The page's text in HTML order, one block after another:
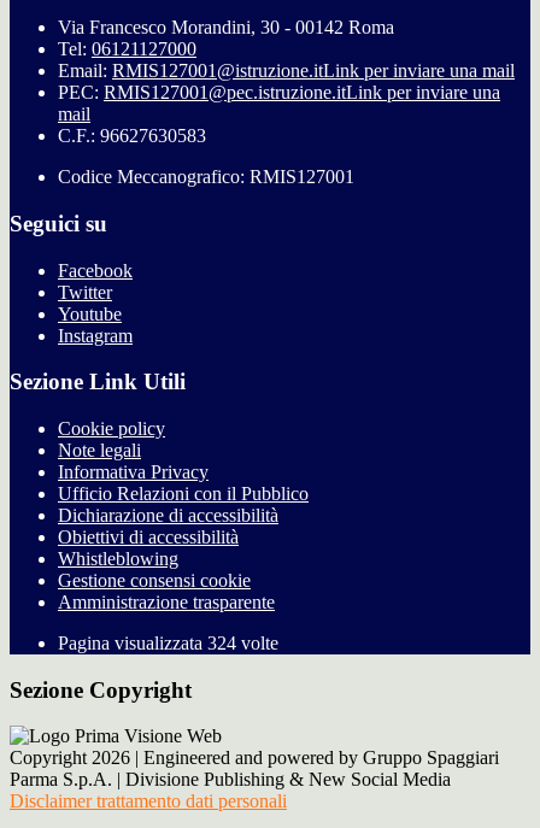
Via Francesco Morandini, 30 - 00142 Roma
Tel: 06121127000
Email: RMIS127001@istruzione.itLink per inviare una mail
PEC: RMIS127001@pec.istruzione.itLink per inviare una
mail
C.F.: 96627630583
Codice Meccanografico: RMIS127001
Seguici su
Facebook
Twitter
Youtube
Instagram
Sezione Link Utili
Cookie policy
Note legali
Informativa Privacy
Ufficio Relazioni con il Pubblico
Dichiarazione di accessibilità
Obiettivi di accessibilità
Whistleblowing
Gestione consensi cookie
Amministrazione trasparente
Pagina visualizzata 324 volte
Sezione Copyright
Copyright 2026 | Engineered and powered by Gruppo Spaggiari
Parma S.p.A. | Divisione Publishing & New Social Media
Disclaimer trattamento dati personali